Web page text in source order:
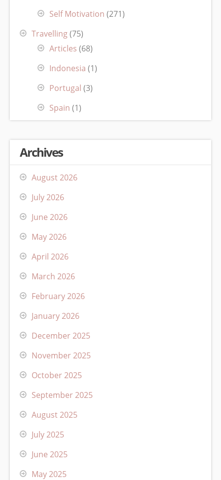
Self Motivation (271)
Travelling(75)
Articles (68)
Indonesia (1)
Portugal (3)
Spain (1)
Archives
August 2026
July 2026
June 2026
May 2026
April 2026
March 2026
February 2026
January 2026
December 2025
November 2025
October 2025
September 2025
August 2025
July 2025
June 2025
May 2025